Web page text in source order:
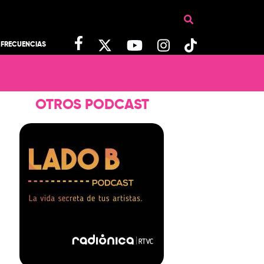
FRECUENCIAS
OTROS PODCAST